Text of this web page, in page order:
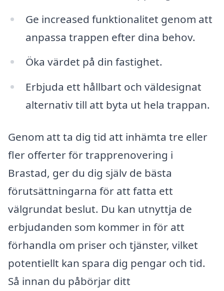
Ge increased funktionalitet genom att
anpassa trappen efter dina behov.
Öka värdet på din fastighet.
Erbjuda ett hållbart och väldesignat
alternativ till att byta ut hela trappan.
Genom att ta dig tid att inhämta tre eller
fler offerter för trapprenovering i
Brastad, ger du dig själv de bästa
förutsättningarna för att fatta ett
välgrundat beslut. Du kan utnyttja de
erbjudanden som kommer in för att
förhandla om priser och tjänster, vilket
potentiellt kan spara dig pengar och tid.
Så innan du påbörjar ditt